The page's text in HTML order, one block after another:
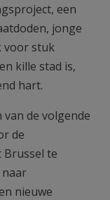
een
jonge
voor stuk
kille stad is,
hart.
de volgende
de
Brussel te
nieuwe